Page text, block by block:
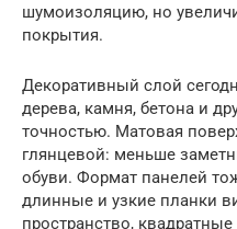
шумоизоляцию, но
покрытия.
Декоративный слой
дерева, камня, бетона и
точностью. Матовая
глянцевой: меньше
обуви. Формат панелей
длинные и узкие планки
пространство,